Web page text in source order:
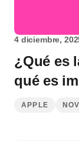
4 diciembre,
¿Qué es
qué es
APPLE